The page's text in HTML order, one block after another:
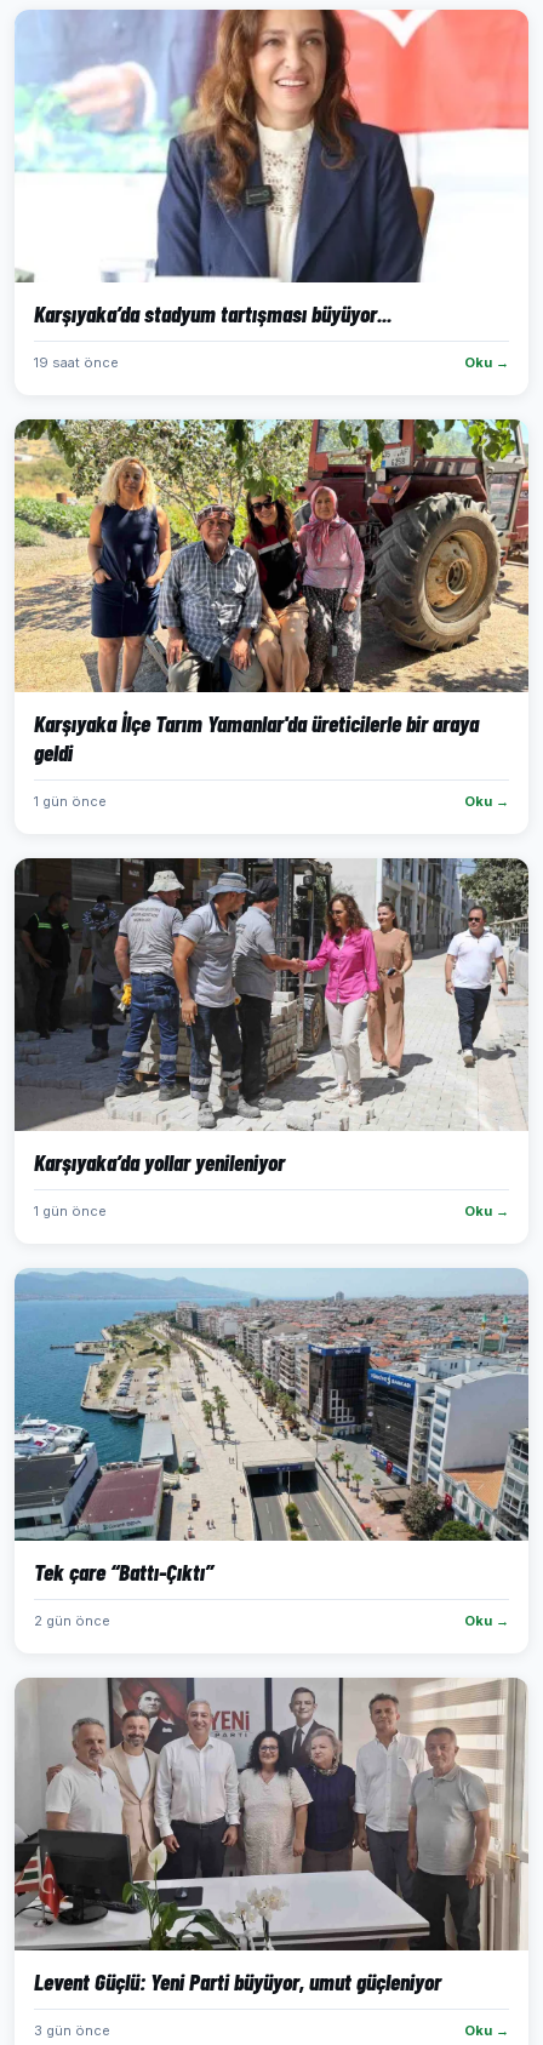
Karşıyaka’da stadyum tartışması büyüyor...
19 saat önce Oku →
Karşıyaka İlçe Tarım Yamanlar'da üreticilerle bir araya
geldi
1 gün önce Oku →
Karşıyaka’da yollar yenileniyor
1 gün önce Oku →
Tek çare “Battı-Çıktı”
2 gün önce Oku →
Levent Güçlü: Yeni Parti büyüyor, umut güçleniyor
3 gün önce Oku →